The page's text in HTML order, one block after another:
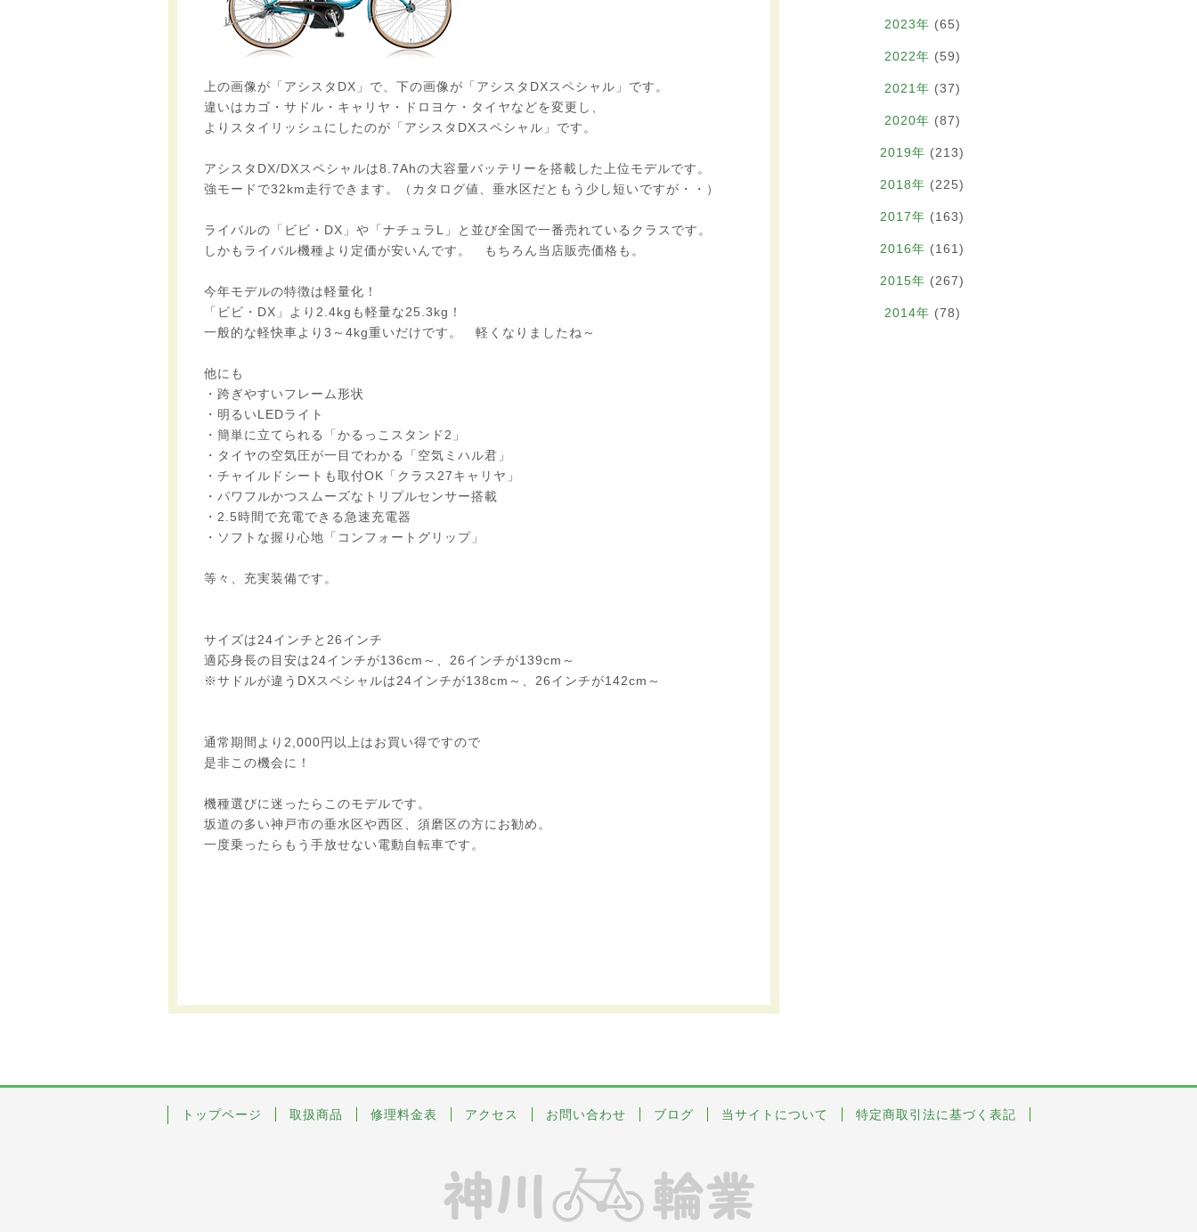
上の画像が「アシスタDX」で、下の画像が「アシスタDXスペシャル」です。
違いはカゴ・サドル・キャリヤ・ドロヨケ・タイヤなどを変更し、
よりスタイリッシュにしたのが「アシスタDXスペシャル」です。
アシスタDX/DXスペシャルは8.7Ahの大容量バッテリーを搭載した上位モデルです。
強モードで32km走行できます。（カタログ値、垂水区だともう少し短いですが・・）
ライバルの「ビビ・DX」や「ナチュラL」と並び全国で一番売れているクラスです。
しかもライバル機種より定価が安いんです。 もちろん当店販売価格も。
今年モデルの特徴は軽量化！
「ビビ・DX」より2.4kgも軽量な25.3kg！
一般的な軽快車より3～4kg重いだけです。 軽くなりましたね～
他にも
・跨ぎやすいフレーム形状
・明るいLEDライト
・簡単に立てられる「かるっこスタンド2」
・タイヤの空気圧が一目でわかる「空気ミハル君」
・チャイルドシートも取付OK「クラス27キャリヤ」
・パワフルかつスムーズなトリプルセンサー搭載
・2.5時間で充電できる急速充電器
・ソフトな握り心地「コンフォートグリップ」
等々、充実装備です。
サイズは24インチと26インチ
適応身長の目安は24インチが136cm～、26インチが139cm～
※サドルが違うDXスペシャルは24インチが138cm～、26インチが142cm～
通常期間より2,000円以上はお買い得ですので
是非この機会に！
機種選びに迷ったらこのモデルです。
坂道の多い神戸市の垂水区や西区、須磨区の方にお勧め。
一度乗ったらもう手放せない電動自転車です。
2023年 (65)
2022年 (59)
2021年 (37)
2020年 (87)
2019年 (213)
2018年 (225)
2017年 (163)
2016年 (161)
2015年 (267)
2014年 (78)
トップページ 取扱商品 修理料金表 アクセス お問い合わせ ブログ 当サイトについて 特定商取引法に基づく表記